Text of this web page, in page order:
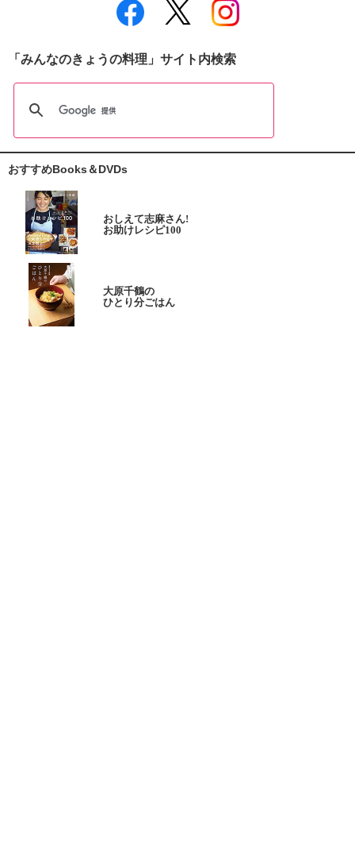
「みんなのきょうの料理」サイト内検索
おすすめBooks＆DVDs
おしえて志麻さん!
お助けレシピ100
大原千鶴の
ひとり分ごはん